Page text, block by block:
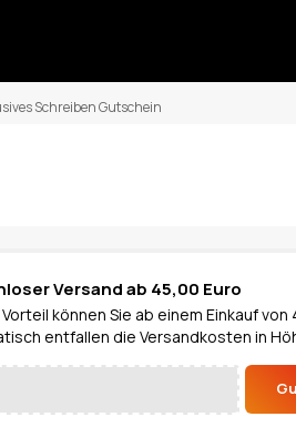
Schreiben Gutschein
Versand ab 45,00 Euro
können Sie ab einem Einkauf
entfallen die Versandkosten in